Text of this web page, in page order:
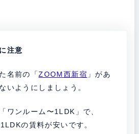
注意
名前の「ZOOM西新宿 」があ
いようにしましょう。
ワンルーム〜1LDK」で、
の賃料が安いです。